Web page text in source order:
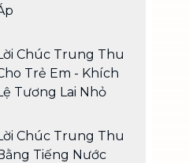
Chúc Trung Thu
Trẻ Em - Khích
Tương Lai Nhỏ
Chúc Trung Thu
Tiếng Nước